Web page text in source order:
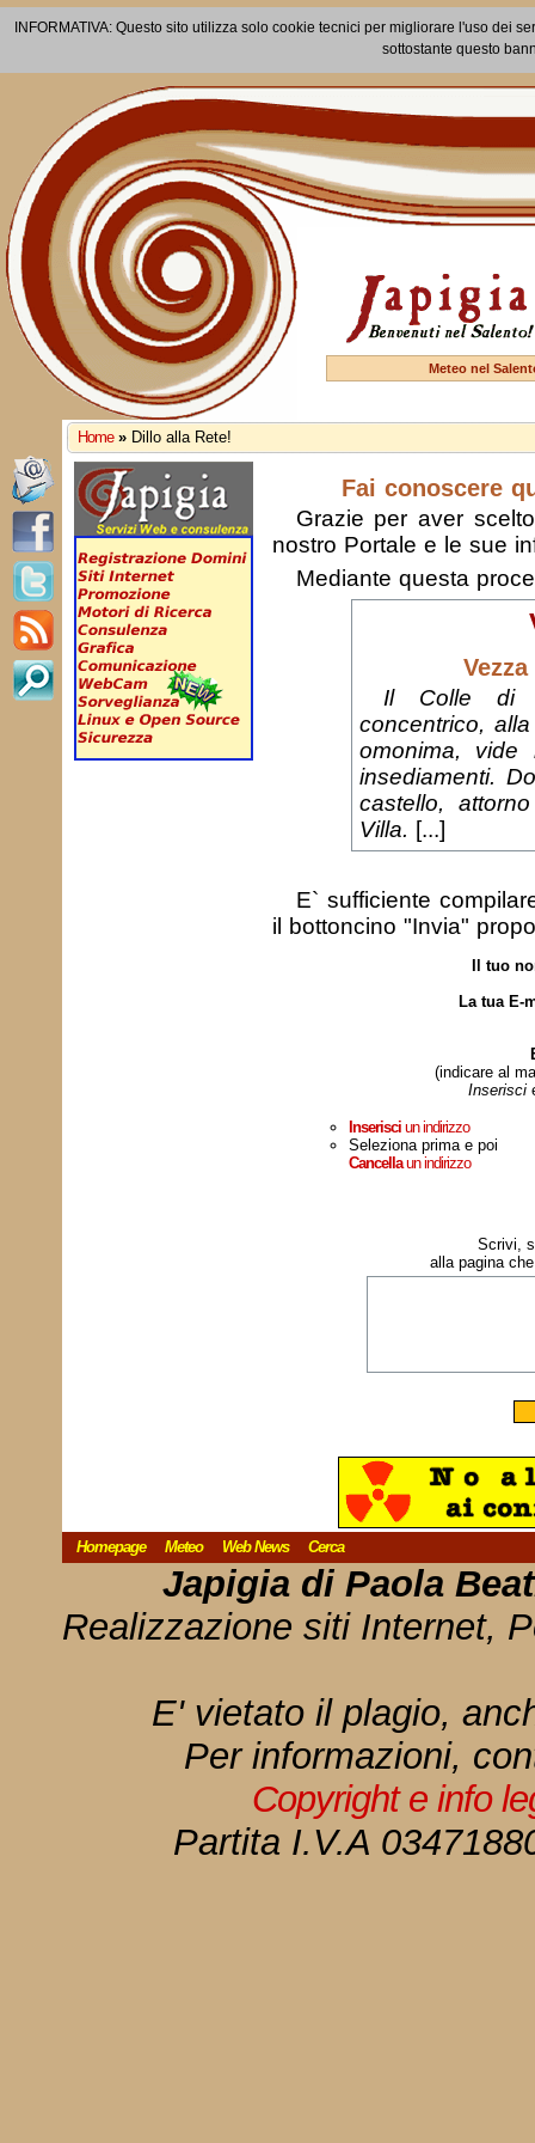
INFORMATIVA: Questo sito utilizza solo cookie tecnici per migliorare l'uso dei
sottostante questo
Meteo nel
Home » Dillo alla Rete!
Fai conoscere
Grazie per aver
nostro Portale e le sue
Mediante questa
Il Colle di
concentrico,
omonima,
insediamenti.
castello,
Villa. [...]
E` sufficiente
il bottoncino "Invia"
Il tuo
La tua E-
(indicare al
Inserisci
Inserisciun indirizzo
Seleziona prima e poi
Cancellaun indirizzo
Scrivi,
alla pagina
Homepage Meteo Web News Cerca
Japigia di Paola
Realizzazione siti Internet,
E' vietato il plagio,
Per informazioni,
Copyright e info
Partita I.V.A